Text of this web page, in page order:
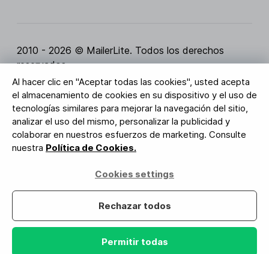
Al hacer clic en "Aceptar todas las cookies", usted acepta
el almacenamiento de cookies en su dispositivo y el uso de
tecnologías similares para mejorar la navegación del sitio,
analizar el uso del mismo, personalizar la publicidad y
colaborar en nuestros esfuerzos de marketing. Consulte
nuestra Política de Cookies.
Cookies settings
Rechazar todos
Permitir todas
2010 - 2026 © MailerLite. Todos los derechos
reservados.
Condiciones del servicio
Política de privacidad
Página de Confianza
Configuración de cookies
Activos de marca
BUREAU VERITAS
Certificación ISO 27001
Conformidad con el RGPD